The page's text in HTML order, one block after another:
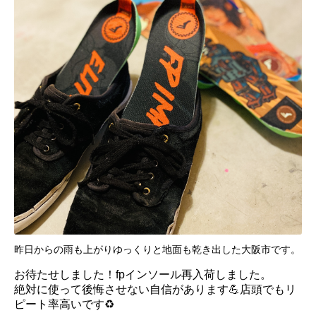
昨日からの雨も上がりゆっくりと地面も乾き出した大阪市です。
お待たせしました！fpインソール再入荷しました。
絶対に使って後悔させない自信があります💪 店頭でもリ
ピート率高いです♻️